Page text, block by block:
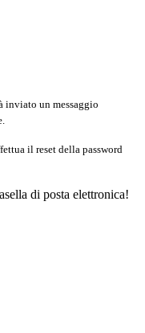
inviato un messaggio
il reset della password
di posta elettronica!